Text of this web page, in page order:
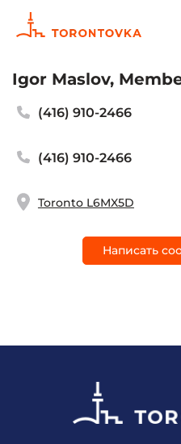
Igor Maslov,
(416) 910-2466
(416) 910-2466
Toronto L6MX5D
Написать